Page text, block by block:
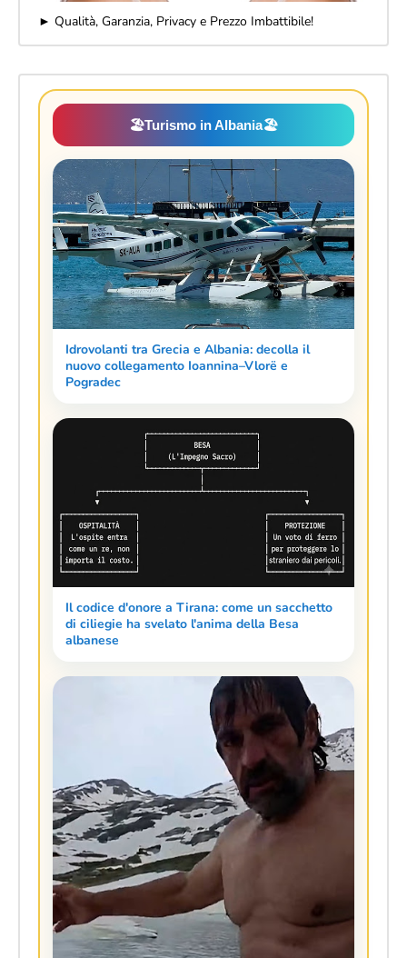
► Qualità, Garanzia, Privacy e Prezzo Imbattibile!
🏖️Turismo in Albania🏖️
Idrovolanti tra Grecia e Albania: decolla il
nuovo collegamento Ioannina–Vlorë e
Pogradec
Il codice d'onore a Tirana: come un sacchetto
di ciliegie ha svelato l'anima della Besa
albanese